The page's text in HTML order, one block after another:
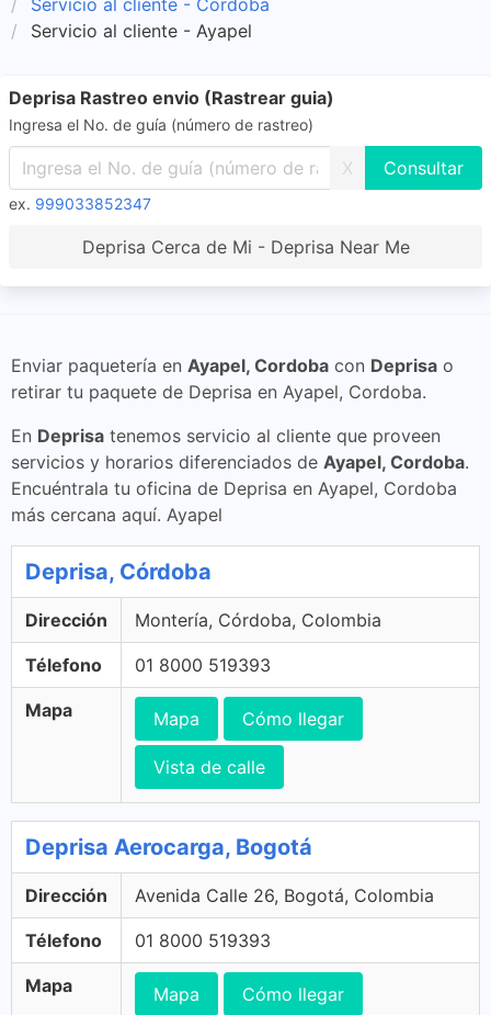
Servicio al cliente - Cordoba
Servicio al cliente - Ayapel
Deprisa Rastreo envio (Rastrear guia)
Ingresa el No. de guía (número de rastreo)
X
ex. 999033852347
Deprisa Cerca de Mi - Deprisa Near Me
Enviar paquetería en Ayapel, Cordoba con Deprisa o
retirar tu paquete de Deprisa en Ayapel, Cordoba.
En Deprisa tenemos servicio al cliente que proveen
servicios y horarios diferenciados de Ayapel, Cordoba.
Encuéntrala tu oficina de Deprisa en Ayapel, Cordoba
más cercana aquí. Ayapel
Deprisa, Córdoba
Dirección Montería, Córdoba, Colombia
Télefono 01 8000 519393
Mapa Mapa Cómo llegar
Vista de calle
Deprisa Aerocarga, Bogotá
Dirección Avenida Calle 26, Bogotá, Colombia
Télefono 01 8000 519393
Mapa Mapa Cómo llegar